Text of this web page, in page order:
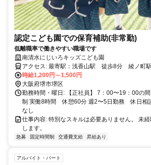
認定こども園での保育補助(非常勤)
低離職率で働きやすい職場です
南清水にじいろキッズこども園
アクセス: 最寄駅：浅香山駅 徒歩8分 綾ノ町駅 徒歩3分 自動車通
勤可能、バイク通勤可能
時給1,200円～1,500円
大阪府堺市堺区
勤務時間・曜日: 【正社員】 7：00〜19：00の
制 実働8時間 休憩60分 週2〜5日勤務 休日相
なし
仕事内容: 特別なスキルは必要ありません。 未経
します。
急募 固定時間制 交通費支給 昇給あり
アルバイト・パート